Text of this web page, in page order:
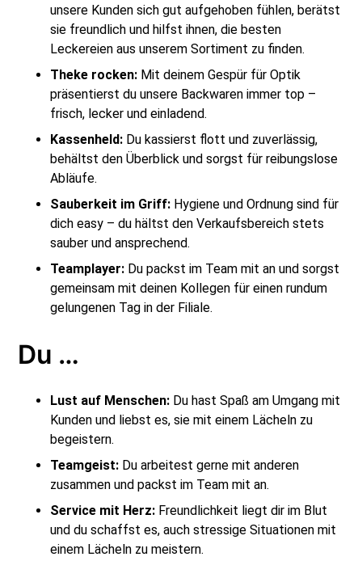
unsere Kunden sich gut aufgehoben fühlen, berätst
sie freundlich und hilfst ihnen, die besten
Leckereien aus unserem Sortiment zu finden.
Theke rocken: Mit deinem Gespür für Optik
präsentierst du unsere Backwaren immer top –
frisch, lecker und einladend.
Kassenheld: Du kassierst flott und zuverlässig,
behältst den Überblick und sorgst für reibungslose
Abläufe.
Sauberkeit im Griff: Hygiene und Ordnung sind für
dich easy – du hältst den Verkaufsbereich stets
sauber und ansprechend.
Teamplayer: Du packst im Team mit an und sorgst
gemeinsam mit deinen Kollegen für einen rundum
gelungenen Tag in der Filiale.
Du …
Lust auf Menschen: Du hast Spaß am Umgang mit
Kunden und liebst es, sie mit einem Lächeln zu
begeistern.
Teamgeist: Du arbeitest gerne mit anderen
zusammen und packst im Team mit an.
Service mit Herz: Freundlichkeit liegt dir im Blut
und du schaffst es, auch stressige Situationen mit
einem Lächeln zu meistern.